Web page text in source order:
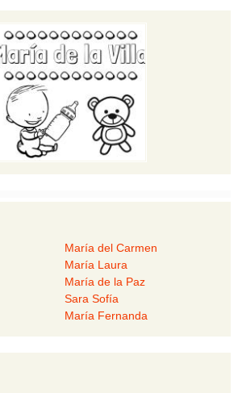
María del Carmen
María Laura
María de la Paz
Sara Sofía
María Fernanda